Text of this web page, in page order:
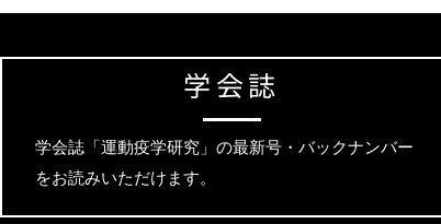
学会誌
学会誌「運動疫学研究」の最新号・バックナンバー
をお読みいただけます。